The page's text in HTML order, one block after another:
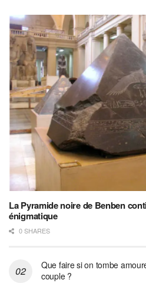
La Pyramide noire de Benben
énigmatique
0 SHARES
Que faire si on tombe
couple ?